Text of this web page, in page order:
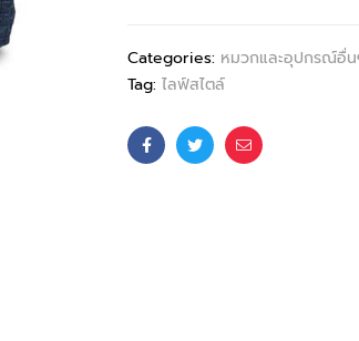
Categories: หมวกและอุปกรณ์อื่
Tag: ไลฟ์สไตล์
FacebookTwitterEmail